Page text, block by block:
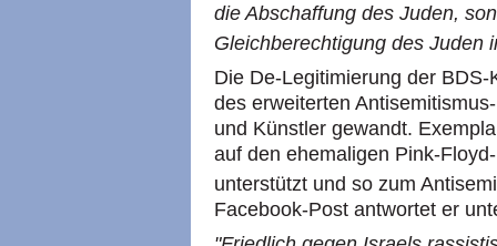
die Abschaffung des Juden,
Gleichberechtigung des Juden
Die De-Legitimierung der
des erweiterten
und Künstler gewandt.
auf den ehemaligen Pink-
unterstützt und so zum
Facebook-Post antwortet er